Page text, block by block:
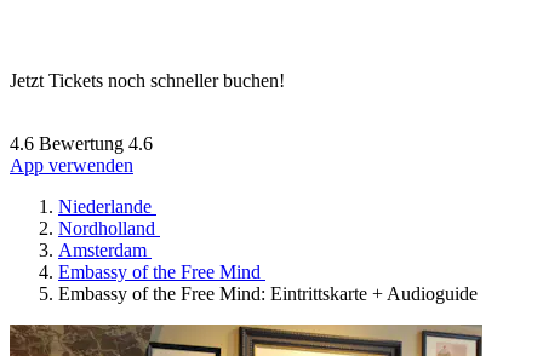
Jetzt Tickets noch schneller buchen!
4.6 Bewertung 4.6
App verwenden
Niederlande
Nordholland
Amsterdam
Embassy of the Free Mind
Embassy of the Free Mind: Eintrittskarte + Audioguide